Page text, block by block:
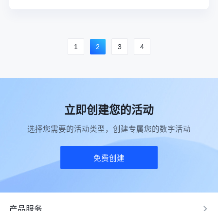
1 2 3 4
立即创建您的活动
选择您需要的活动类型，创建专属您的数字活动
免费创建